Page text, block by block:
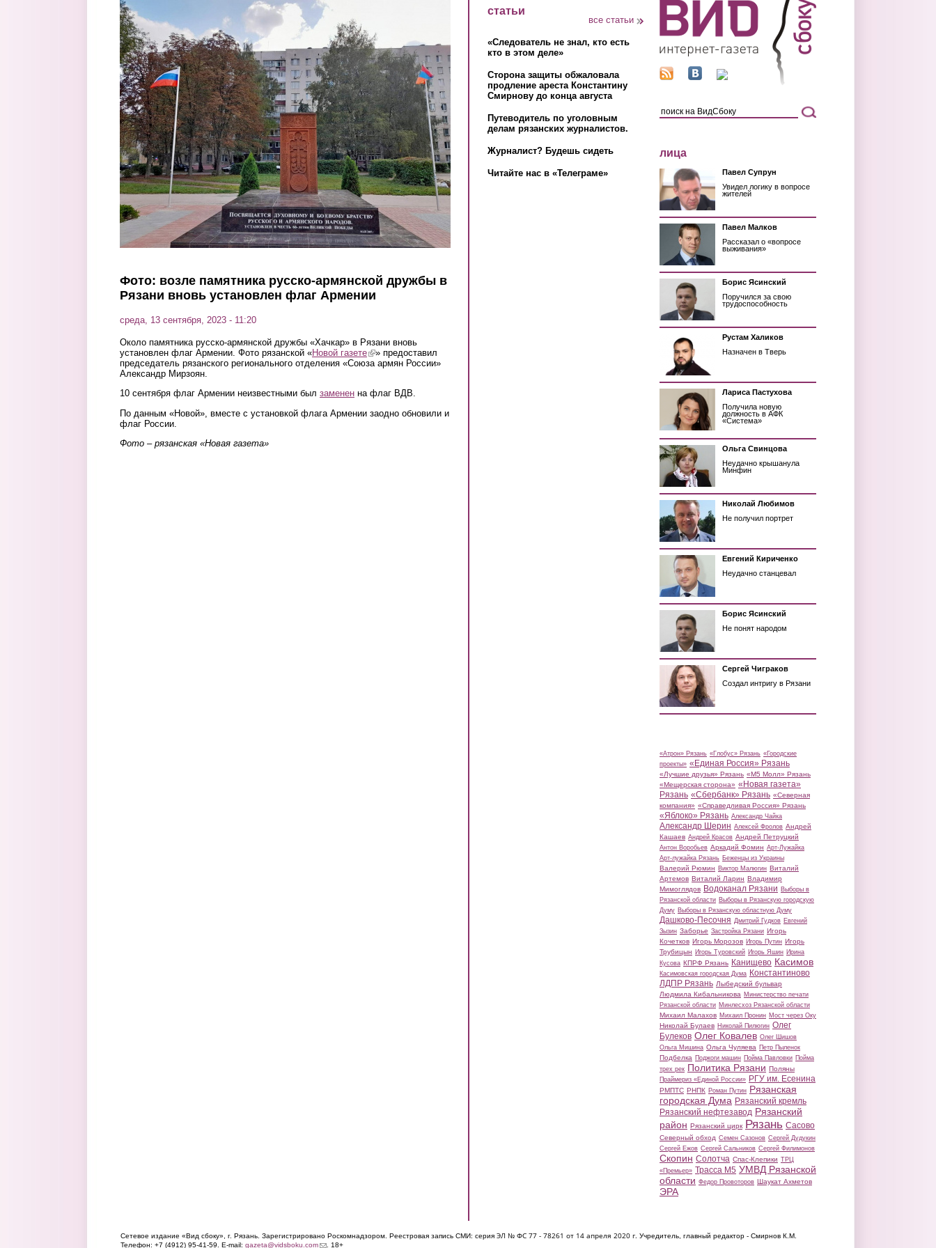
Перейти к основному содержанию
Фото: возле памятника русско-армянской дружбы в
Рязани вновь установлен флаг Армении
среда, 13 сентября, 2023 - 11:20
Около памятника русско-армянской дружбы «Хачкар» в Рязани вновь
установлен флаг Армении. Фото рязанской «Новой газете(link is external)
» предоставил
председатель рязанского регионального отделения «Союза армян России»
Александр Мирзоян.
10 сентября флаг Армении неизвестными был заменен на флаг ВДВ.
По данным «Новой», вместе с установкой флага Армении заодно обновили и
флаг России.
Фото – рязанская «Новая газета»
статьи
все статьи
«Следователь не знал, кто есть
кто в этом деле»
Сторона защиты обжаловала
продление ареста Константину
Смирнову до конца августа
Путеводитель по уголовным
делам рязанских журналистов.
Журналист? Будешь сидеть
Читайте нас в «Телеграме»
лица
Павел Супрун
Увидел логику в вопросе
жителей
Павел Малков
Рассказал о «вопросе
выживания»
Борис Ясинский
Поручился за свою
трудоспособность
Рустам Халиков
Назначен в Тверь
Лариса Пастухова
Получила новую
должность в АФК
«Система»
Ольга Свинцова
Неудачно крышанула
Минфин
Николай Любимов
Не получил портрет
Евгений Кириченко
Неудачно станцевал
Борис Ясинский
Не понят народом
Сергей Чиграков
Создал интригу в Рязани
«Атрон» Рязань «Глобус» Рязань «Городские
проекты» «Единая Россия» Рязань
«Лучшие друзья» Рязань «М5 Молл» Рязань
«Мещерская сторона» «Новая газета»
Рязань «Сбербанк» Рязань «Северная
компания» «Справедливая Россия» Рязань
«Яблоко» Рязань Александр Чайка
Александр Шерин Алексей Фролов Андрей
Кашаев Андрей Красов Андрей Петруцкий
Антон Воробьев Аркадий Фомин Арт-Лужайка
Арт-лужайка Рязань Беженцы из Украины
Валерий Рюмин Виктор Малюгин Виталий
Артемов Виталий Ларин Владимир
Мимоглядов Водоканал Рязани Выборы в
Рязанской области Выборы в Рязанскую городскую
Думу Выборы в Рязанскую областную Думу
Дашково-Песочня Дмитрий Гудков Евгений
Зызин Заборье Застройка Рязани Игорь
Кочетков Игорь Морозов Игорь Путин Игорь
Трубицын Игорь Туровский Игорь Яшин Ирина
Кусова КПРФ Рязань Канищево Касимов
Касимовская городская Дума Константиново
ЛДПР Рязань Лыбедский бульвар
Людмила Кибальникова Министерство печати
Рязанской области Минлесхоз Рязанской области
Михаил Малахов Михаил Пронин Мост через Оку
Николай Булаев Николай Пилюгин Олег
Булеков Олег Ковалев Олег Шишов
Ольга Мишина Ольга Чуляева Петр Пыленок
Подбелка Поджоги машин Пойма Павловки Пойма
трех рек Политика Рязани Поляны
Праймериз «Единой России» РГУ им. Есенина
РМПТС РНПК Роман Путин Рязанская
городская Дума Рязанский кремль
Рязанский нефтезавод Рязанский
район Рязанский цирк Рязань Сасово
Северный обход Семен Сазонов Сергей Дудукин
Сергей Ежов Сергей Сальников Сергей Филимонов
Скопин Солотча Спас-Клепики ТРЦ
«Премьер» Трасса М5 УМВД Рязанской
области Федор Провоторов Шаукат Ахметов
ЭРА
Сетевое издание «Вид сбоку», г. Рязань. Зарегистрировано Роскомнадзором. Реестровая запись СМИ: серия ЭЛ № ФС 77 - 78261 от 14 апреля 2020 г. Учредитель, главный редактор - Смирнов К.М.
Телефон: +7 (4912) 95-41-59. E-mail: gazeta@vidsboku.com(link sends e-mail)
. 18+